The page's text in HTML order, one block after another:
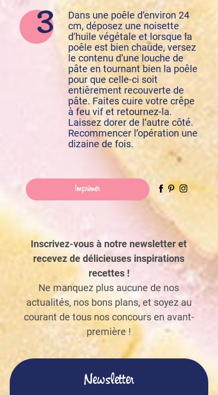
Imprimer
Dans une poêle d’environ 24
cm, déposez une noisette
d’huile végétale et lorsque la
poêle est bien chaude, versez
le contenu d’une louche de
pâte en tournant bien la poêle
pour que celle-ci soit
entièrement recouverte de
pâte. Faites cuire votre crêpe
à feu vif et retournez-la.
Laissez dorer de l’autre côté.
Recommencer l’opération une
dizaine de fois.
Inscrivez-vous à notre newsletter et
recevez de délicieuses inspirations
recettes !
Ne manquez plus aucune de nos
actualités, nos bons plans, et soyez au
courant de tous nos concours en avant-
première !
Newsletter